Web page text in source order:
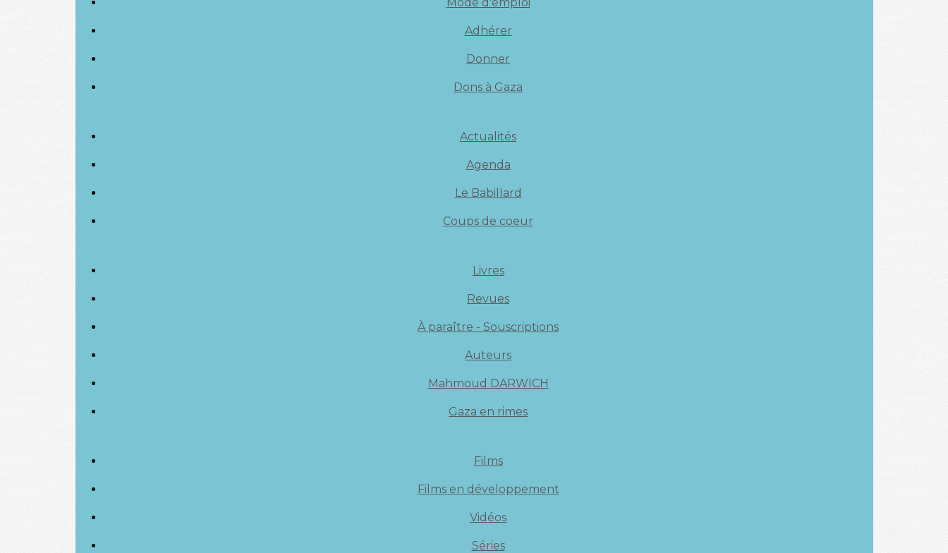
Adhérer
Donner
Dons à Gaza
Actualités
Agenda
Le Babillard
Coups de coeur
Livres
Revues
À paraître - Souscriptions
Auteurs
Mahmoud DARWICH
Gaza en rimes
Films
Films en développement
Vidéos
Séries